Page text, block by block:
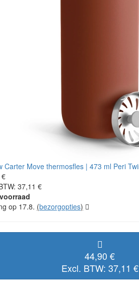
37,11 €
op 17.8. (bezorgopties)
44,90 €
Excl. BTW: 37,11 €